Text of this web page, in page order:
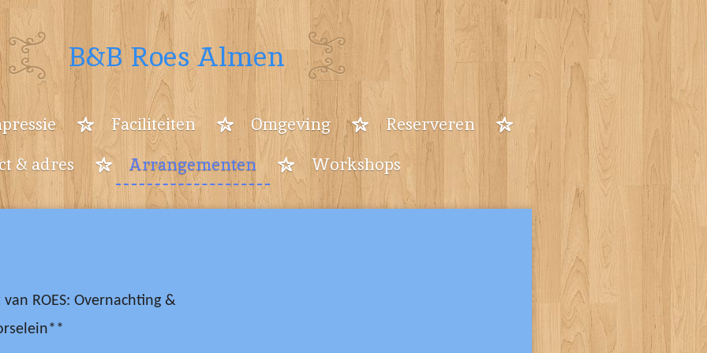
B&B Roes Almen
Faciliteiten Omgeving
Reserveren
& adres
Arrangementen Workshops
ROES: Overnachting &